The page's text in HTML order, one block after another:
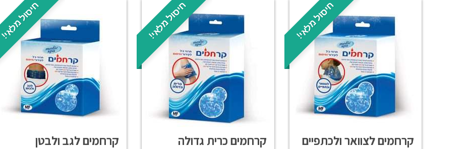
חיסול מלאי!
קרחמים לצוואר ולכתפיים
חיסול מלאי!
קרחמים כרית גדולה
חיסול מלאי!
קרחמים לגב ולבטן